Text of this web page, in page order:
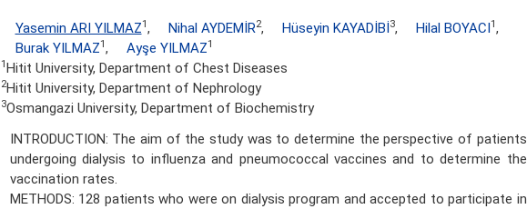
Yasemin ARI YILMAZ1 , Nihal AYDEMİR2, Hüseyin KAYADİBİ3, Hilal BOYACI1 ,
Burak YILMAZ1 , Ayşe YILMAZ1
1 Hitit University, Department of Chest Diseases
2Hitit University, Department of Nephrology
3Osmangazi University, Department of Biochemistry
INTRODUCTION: The aim of the study was to determine the perspective of patients
undergoing dialysis to influenza and pneumococcal vaccines and to determine the
vaccination rates.
METHODS: 128 patients who were on dialysis program and accepted to participate in